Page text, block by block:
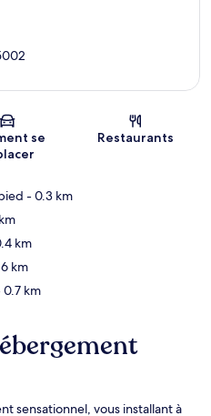
Carte
se
Restaurants
- 0.3 km
km
km
0.7 km
sensationnel, vous installant à